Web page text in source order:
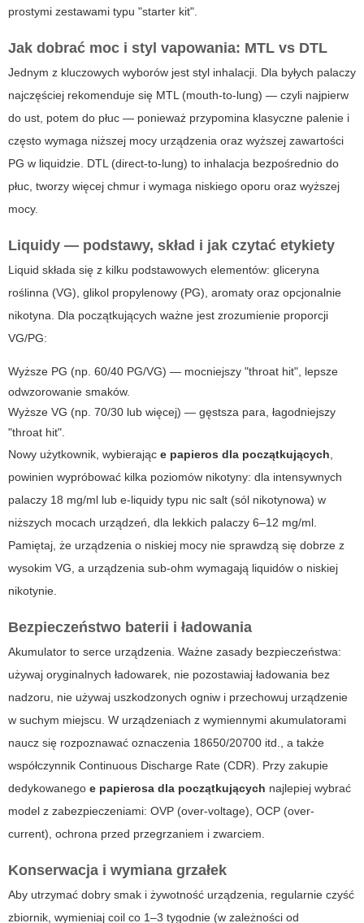
prostymi zestawami typu "starter kit".
Jak dobrać moc i styl vapowania: MTL vs DTL
Jednym z kluczowych wyborów jest styl inhalacji. Dla byłych palaczy
najczęściej rekomenduje się MTL (mouth-to-lung) — czyli najpierw
do ust, potem do płuc — ponieważ przypomina klasyczne palenie i
często wymaga niższej mocy urządzenia oraz wyższej zawartości
PG w liquidzie. DTL (direct-to-lung) to inhalacja bezpośrednio do
płuc, tworzy więcej chmur i wymaga niskiego oporu oraz wyższej
mocy.
Liquidy — podstawy, skład i jak czytać etykiety
Liquid składa się z kilku podstawowych elementów: gliceryna
roślinna (VG), glikol propylenowy (PG), aromaty oraz opcjonalnie
nikotyna. Dla początkujących ważne jest zrozumienie proporcji
VG/PG:
Wyższe PG (np. 60/40 PG/VG) — mocniejszy "throat hit", lepsze
odwzorowanie smaków.
Wyższe VG (np. 70/30 lub więcej) — gęstsza para, łagodniejszy
"throat hit".
Nowy użytkownik, wybierając e papieros dla początkujących
powinien wypróbować kilka poziomów nikotyny: dla intensywnych
palaczy 18 mg/ml lub e-liquidy typu nic salt (sól nikotynowa) w
niższych mocach urządzeń, dla lekkich palaczy 6–12 mg/ml.
Pamiętaj, że urządzenia o niskiej mocy nie sprawdzą się dobrze z
wysokim VG, a urządzenia sub-ohm wymagają liquidów o niskiej
nikotynie.
Bezpieczeństwo baterii i ładowania
Akumulator to serce urządzenia. Ważne zasady bezpieczeństwa:
używaj oryginalnych ładowarek, nie pozostawiaj ładowania bez
nadzoru, nie używaj uszkodzonych ogniw i przechowuj urządzenie
w suchym miejscu. W urządzeniach z wymiennymi akumulatorami
naucz się rozpoznawać oznaczenia 18650/20700 itd., a także
współczynnik Continuous Discharge Rate (CDR). Przy zakupie
dedykowanego e papierosa dla początkujących najlepiej wybrać
model z zabezpieczeniami: OVP (over-voltage), OCP (over-
current), ochrona przed przegrzaniem i zwarciem.
Konserwacja i wymiana grzałek
Aby utrzymać dobry smak i żywotność urządzenia, regularnie czyść
zbiornik, wymieniaj coil co 1–3 tygodnie (w zależności od